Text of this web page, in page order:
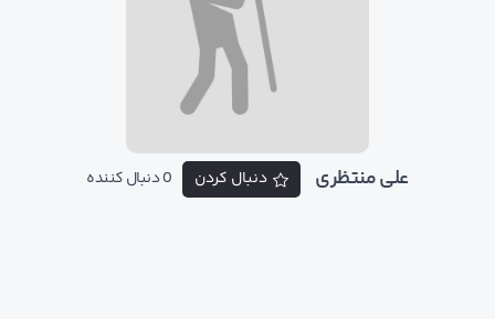
علی منتظری دنبال کردن 0 دنبال کننده